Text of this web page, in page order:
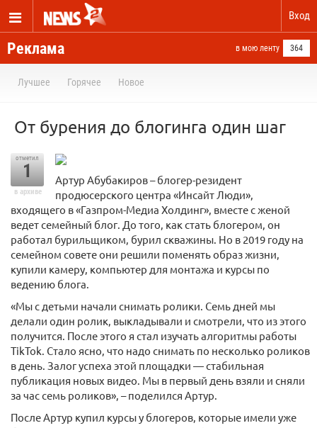
Вход
Реклама в мою ленту 364
Лучшее Горячее Новое
От бурения до блогинга один шаг
отметил
1
в архиве
Артур Абубакиров – блогер-резидент
продюсерского центра «Инсайт Люди»,
входящего в «Газпром-Медиа Холдинг», вместе с женой
ведет семейный блог. До того, как стать блогером, он
работал бурильщиком, бурил скважины. Но в 2019 году на
семейном совете они решили поменять образ жизни,
купили камеру, компьютер для монтажа и курсы по
ведению блога.
«Мы с детьми начали снимать ролики. Семь дней мы
делали один ролик, выкладывали и смотрели, что из этого
получится. После этого я стал изучать алгоритмы работы
TikTok. Стало ясно, что надо снимать по несколько роликов
в день. Залог успеха этой площадки — стабильная
публикация новых видео. Мы в первый день взяли и сняли
за час семь роликов», – поделился Артур.
После Артур купил курсы у блогеров, которые имели уже